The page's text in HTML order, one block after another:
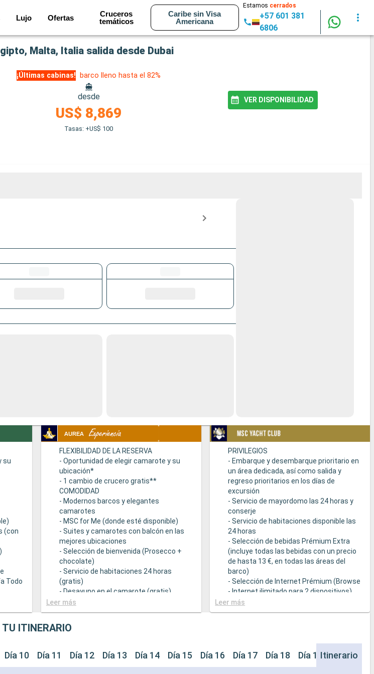
Lujo Ofertas
Cruceros
temáticos
Caribe sin Visa
Americana
Estamos cerrados
+57 601 381
6806
Malta, Italia salida desde Dubai
¡Últimas cabinas! barco lleno hasta el 82%
desde
US$ 8,869
Tasas: +US$ 100
VER DISPONIBILIDAD
su
(con
Todo
FLEXIBILIDAD DE LA RESERVA
- Oportunidad de elegir camarote y su
ubicación*
- 1 cambio de crucero gratis**
COMODIDAD
- Modernos barcos y elegantes
camarotes
- MSC for Me (donde esté disponible)
- Suites y camarotes con balcón en las
mejores ubicaciones
- Selección de bienvenida (Prosecco +
chocolate)
- Servicio de habitaciones 24 horas
(gratis)
- Desayuno en el camarote (gratis)
GASTRONOMÍA
- Opción de reservar la selección de
Incluido
gastronómica
Leer más
PRIVILEGIOS
- Embarque y desembarque prioritario en
un área dedicada, así como salida y
regreso prioritarios en los días de
excursión
- Servicio de mayordomo las 24 horas y
conserje
- Servicio de habitaciones disponible las
24 horas
- Selección de bebidas Prémium Extra
(incluye todas las bebidas con un precio
de hasta 13 €, en todas las áreas del
barco)
- Selección de Internet Prémium (Browse
- Internet ilimitado para 2 dispositivos)
- Acceso prioritario a la suite termal de
MSC Aurea Spa
- Otros detalles: servicio de empaquetar
Leer más
TU ITINERARIO
Día 10 Día 11 Día 12 Día 13 Día 14 Día 15 Día 16 Día 17 Día 18 Día 19 Día 20
Itinerario